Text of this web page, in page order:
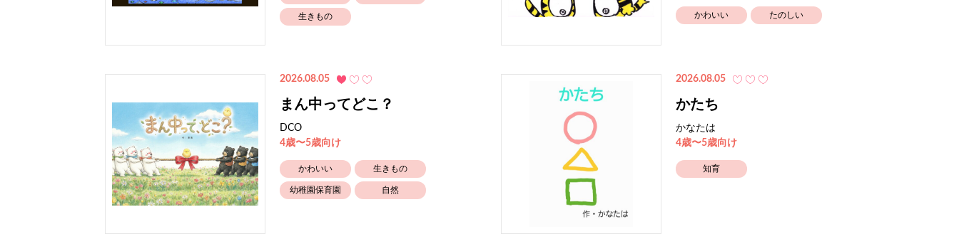
生きもの かわいい たのしい
2026.08.05
まん中ってどこ？
DCO
4歳〜5歳向け
かわいい 生きもの
幼稚園保育園 自然
2026.08.05
かたち
かなたは
4歳〜5歳向け
知育